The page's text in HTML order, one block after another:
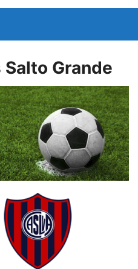
Salto Grande